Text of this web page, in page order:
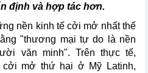
định và hợp tác hơn.
nền kinh tế cởi mở nhất thế
"thương mại tự do là nền
văn minh". Trên thực tế,
cởi mở thứ hai ở Mỹ Latinh,